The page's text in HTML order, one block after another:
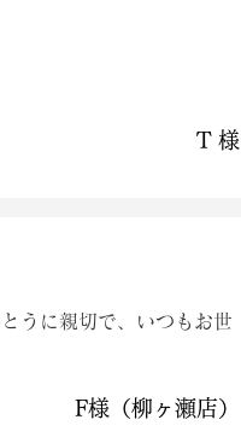
T 様
うに親切で、いつもお世
F様（柳ヶ瀬店）